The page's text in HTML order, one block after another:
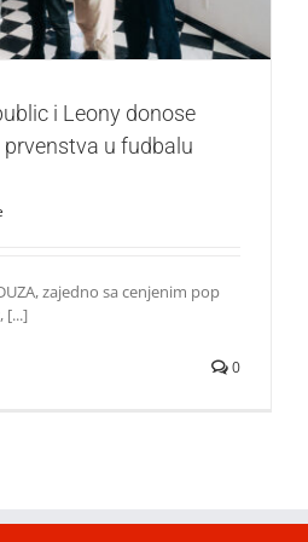
i Leony donose
u fudbalu
zajedno sa cenjenim pop
[...]
0